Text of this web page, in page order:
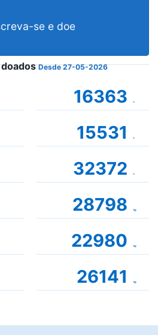
se e doe
Desde 27-05-2026
16363 L
15531 L
32372 L
28798 kg
22980 kg
26141 kg